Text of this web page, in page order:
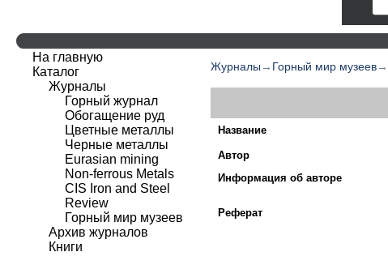
Журналы → Горный мир музеев→
Название
Автор
Информация об авторе
Реферат
На главную
Каталог
Журналы
Горный журнал
Обогащение руд
Цветные металлы
Черные металлы
Eurasian mining
Non-ferrous Мetals
CIS Iron and Steel
Review
Горный мир музеев
Архив журналов
Книги